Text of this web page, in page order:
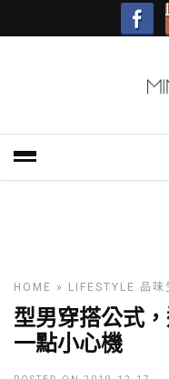
HOME » LIFESTYLE 品味
型男穿搭公式
一點小心機